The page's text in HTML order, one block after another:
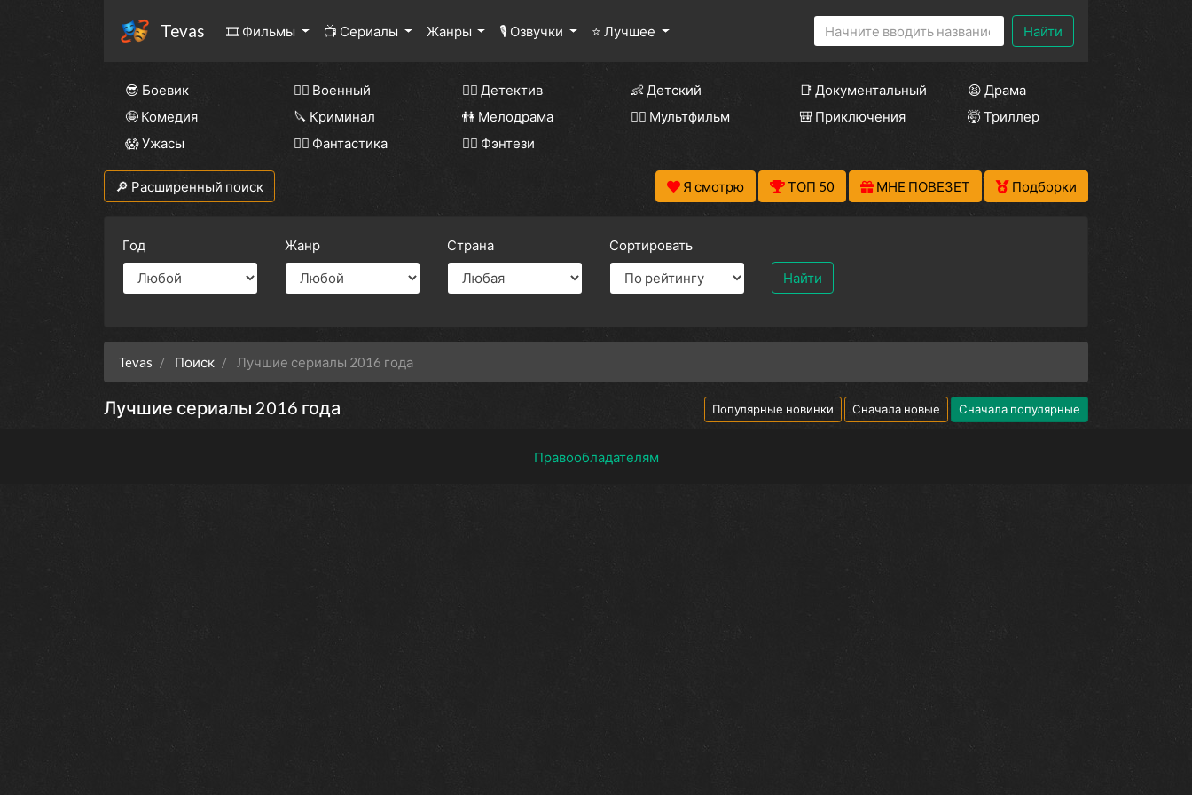
Tevas 🎞 Фильмы 📺 Сериалы Жанры 🎙 Озвучки ⭐ Лучшее Найти
😎 Боевик 👨‍✈️ Военный 🕵️‍♂️ Детектив 👶 Детский 📑 Документальный
😫 Драма
🤪 Комедия
🔪 Криминал 👫 Мелодрама 🧚‍♀️ Мультфильм 🎒 Приключения
🤯 Триллер
😱 Ужасы
🧙‍♀️ Фантастика 🧝‍♂️ Фэнтези
🔎 Расширенный поиск Я смотрю ТОП 50 МНЕ ПОВЕЗЕТ Подборки
Год Жанр Страна Сортировать
Найти
Tevas Поиск Лучшие сериалы 2016 года
Лучшие сериалы 2016 года Популярные новинки Сначала новые Сначала популярные
Правообладателям